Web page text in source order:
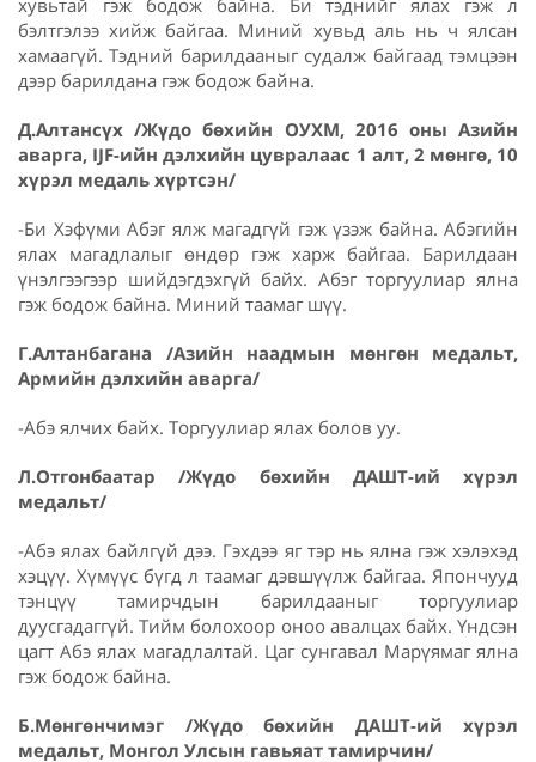
хувьтай гэж бодож байна. Би тэднийг ялах гэж л
бэлтгэлээ хийж байгаа. Миний хувьд аль нь ч ялсан
хамаагүй. Тэдний барилдааныг судалж байгаад тэмцээн
дээр барилдана гэж бодож байна.
Д.Алтансүх /Жүдо бөхийн ОУХМ, 2016 оны Азийн
аварга, IJF-ийн дэлхийн цувралаас 1 алт, 2 мөнгө, 10
хүрэл медаль хүртсэн/
-Би Хэфүми Абэг ялж магадгүй гэж үзэж байна. Абэгийн
ялах магадлалыг өндөр гэж харж байгаа. Барилдаан
үнэлгээгээр шийдэгдэхгүй байх. Абэг торгуулиар ялна
гэж бодож байна. Миний таамаг шүү.
Г.Алтанбагана /Азийн наадмын мөнгөн медальт,
Армийн дэлхийн аварга/
-Абэ ялчих байх. Торгуулиар ялах болов уу.
Л.Отгонбаатар /Жүдо бөхийн ДАШТ-ий хүрэл
медальт/
-Абэ ялах байлгүй дээ. Гэхдээ яг тэр нь ялна гэж хэлэхэд
хэцүү. Хүмүүс бүгд л таамаг дэвшүүлж байгаа. Япончууд
тэнцүү тамирчдын барилдааныг торгуулиар
дуусгадаггүй. Тийм болохоор оноо авалцах байх. Үндсэн
цагт Абэ ялах магадлалтай. Цаг сунгавал Марүямаг ялна
гэж бодож байна.
Б.Мөнгөнчимэг /Жүдо бөхийн ДАШТ-ий хүрэл
медальт, Монгол Улсын гавьяат тамирчин/